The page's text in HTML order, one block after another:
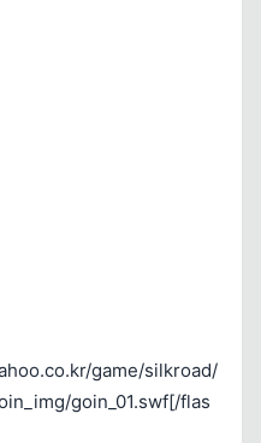
game/silkroad/
goin_01.swf[/flas
Kapat